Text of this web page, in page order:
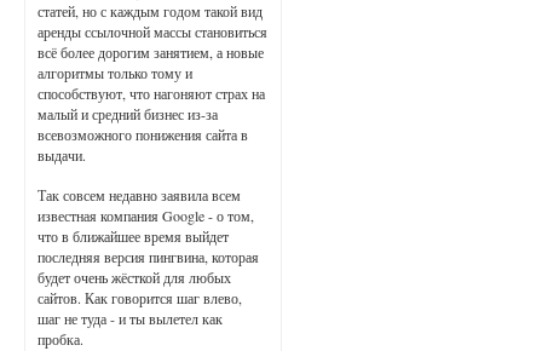
статей, но с каждым годом такой вид
аренды ссылочной массы становиться
всё более дорогим занятием, а новые
алгоритмы только тому и
способствуют, что нагоняют страх на
малый и средний бизнес из-за
всевозможного понижения сайта в
выдачи.
Так совсем недавно заявила всем
известная компания Google - о том,
что в ближайшее время выйдет
последняя версия пингвина, которая
будет очень жёсткой для любых
сайтов. Как говорится шаг влево,
шаг не туда - и ты вылетел как
пробка.